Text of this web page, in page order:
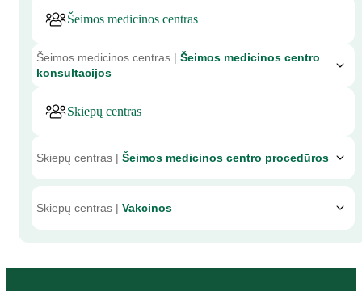
Šeimos medicinos centras
Šeimos medicinos centras | Šeimos medicinos centro
konsultacijos
Skiepų centras
Skiepų centras | Šeimos medicinos centro procedūros
Skiepų centras | Vakcinos